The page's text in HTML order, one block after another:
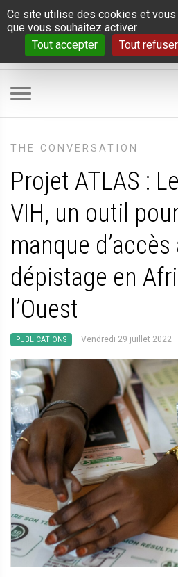
Panneau de gestion des cookies
Ce site utilise des cookies et
que vous souhaitez activer
Tout accepter
Tout refuser
THE CONVERSATION
Projet ATLAS :
VIH, un outil
manque d’accès
dépistage en
l’Ouest
PUBLICATIONS Vendredi 29 juillet 2022